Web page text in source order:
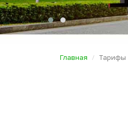
Главная Тарифы